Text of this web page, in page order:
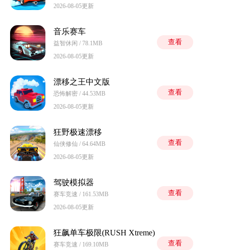
2026-08-05更新
音乐赛车
益智休闲 / 78.1MB
2026-08-05更新
查看
漂移之王中文版
恐怖解密 / 44.53MB
2026-08-05更新
查看
狂野极速漂移
仙侠修仙 / 64.64MB
2026-08-05更新
查看
驾驶模拟器
赛车竞速 / 161.53MB
2026-08-05更新
查看
狂飙单车极限(RUSH Xtreme)
赛车竞速 / 169.10MB
查看